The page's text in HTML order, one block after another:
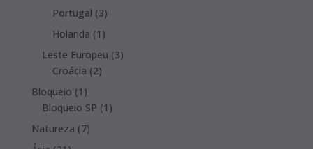
products
Portugal 33
products
Holanda 1 1
product
Leste Europeu 33
Croácia 22
Bloqueio 1 1
product
Bloqueio SP 1 1
Natureza 77